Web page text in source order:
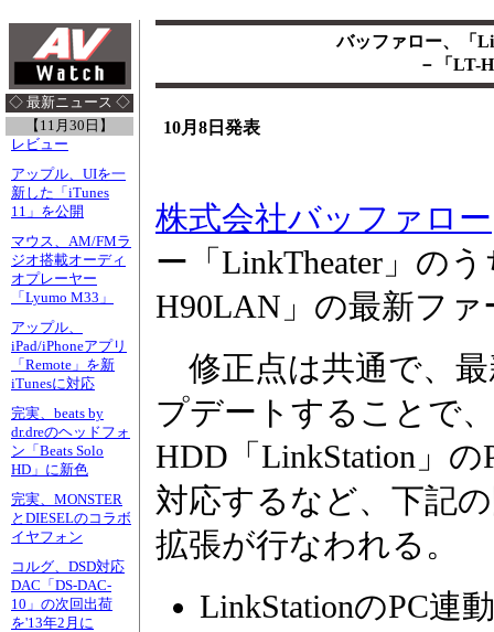
◇ 最新ニュース ◇
【11月30日】
レビュー
アップル、UIを一
新した「iTunes
11」を公開
マウス、AM/FMラ
ジオ搭載オーディ
オプレーヤー
「Lyumo M33」
アップル、
iPad/iPhoneアプリ
「Remote」を新
iTunesに対応
完実、beats by
dr.dreのヘッドフォ
ン「Beats Solo
HD」に新色
完実、MONSTER
とDIESELのコラボ
イヤフォン
コルグ、DSD対応
DAC「DS-DAC-
10」の次回出荷
を'13年2月に
バッファロー、「
－「LT-
10月8日発表
株式会社バッファロー
ー「LinkTheater」の
H90LAN」の最新フ
修正点は共通で、最
プデートすることで
HDD「LinkStation」
対応するなど、下記
拡張が行なわれる。
LinkStationのPC連